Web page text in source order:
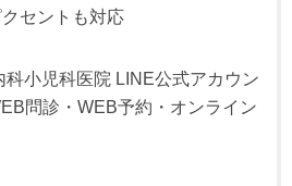
セントも対応
科小児科医院 LINE公式アカウン
問診・WEB予約・オンライン